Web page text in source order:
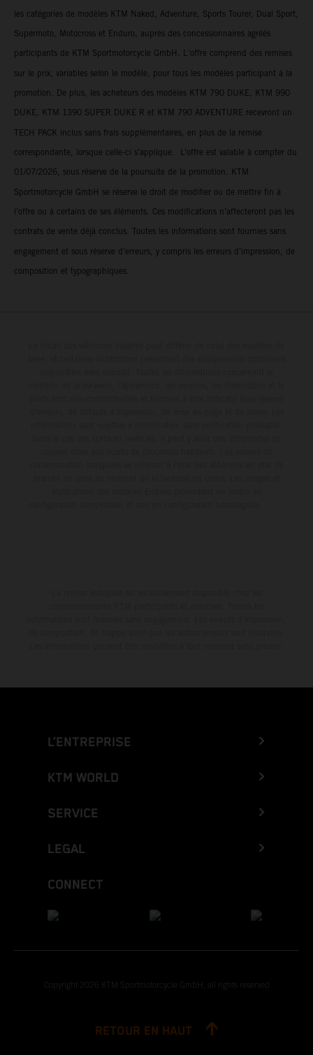
les catégories de modèles KTM Naked, Adventure, Sports Tourer, Dual Sport,
Supermoto, Motocross et Enduro, auprès des concessionnaires agréés
participants de KTM Sportmotorcycle GmbH. L'offre comprend des remises
sur le prix, variables selon le modèle, pour tous les modèles participant à la
promotion. De plus, les acheteurs des modèles KTM 790 DUKE, KTM 990
DUKE, KTM 1390 SUPER DUKE R et KTM 790 ADVENTURE recevront un
TECH PACK inclus sans frais supplémentaires, en plus de la remise
correspondante, lorsque celle-ci s’applique. L’offre est valable à compter du
01/07/2026, sous réserve de la poursuite de la promotion. KTM
Sportmotorcycle GmbH se réserve le droit de modifier ou de mettre fin à
l’offre ou à certains de ses éléments. Ces modifications n’affecteront pas les
contrats de vente déjà conclus. Toutes les informations sont fournies sans
engagement et sous réserve d’erreurs, y compris les erreurs d’impression, de
composition et typographiques.
L’ENTREPRISE
KTM WORLD
SERVICE
LEGAL
CONNECT
Copyright 2026 KTM Sportmotorcycle GmbH, all rights reserved
RETOUR EN HAUT